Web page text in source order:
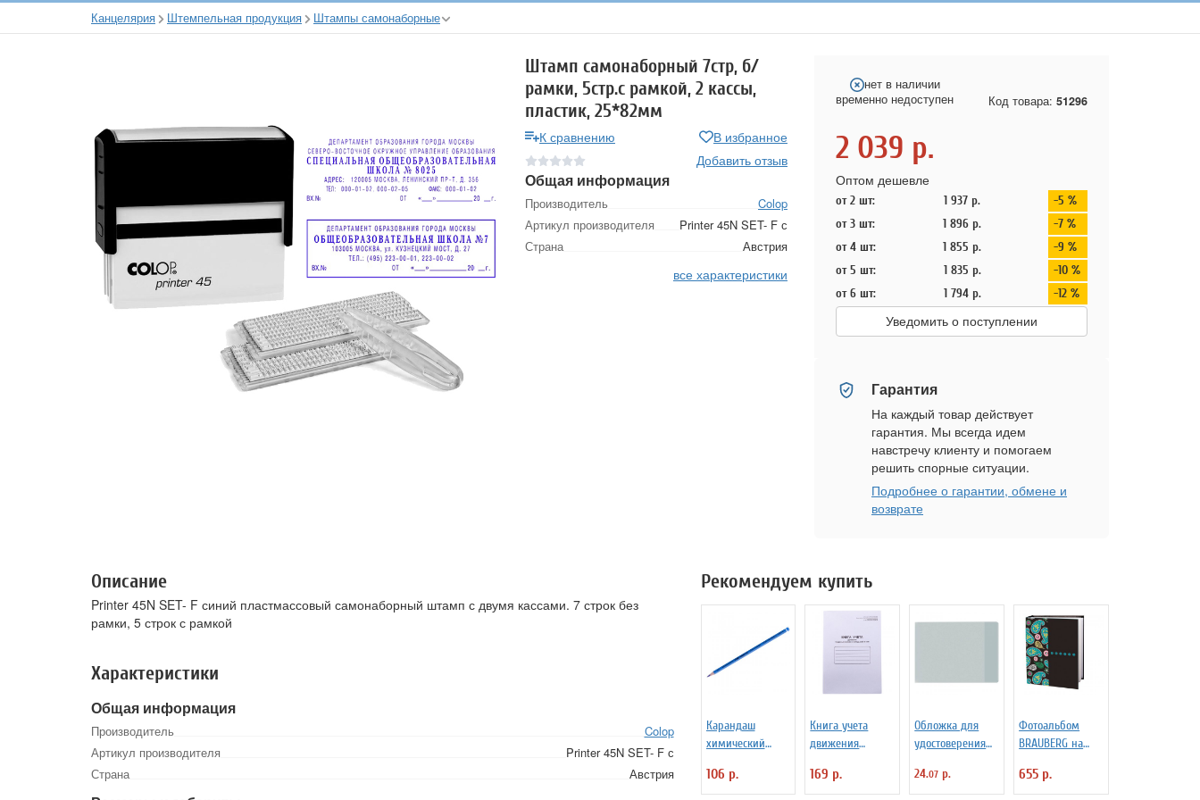
Канцелярия Штемпельная продукция Штампы самонаборные
Штамп самонаборный 7стр, б/
рамки, 5стр.с рамкой, 2 кассы,
пластик, 25*82мм
К сравнению
В избранное
Добавить отзыв
Общая информация
Производитель
Colop
Артикул производителя
Printer 45N SET- F с
Страна
Австрия
все характеристики
нет в наличии
временно недоступен
Код товара: 51296
2 039 р.
Оптом дешевле
от 2 шт: 1 937 р.
-5 %
от 3 шт:
1 896 р.
-7 %
от 4 шт:
1 855 р.
-9 %
от 5 шт:
1 835 р.
-10 %
от 6 шт:
1 794 р. -12 %
Уведомить о поступлении
Гарантия
На каждый товар действует
гарантия. Мы всегда идем
навстречу клиенту и помогаем
решить спорные ситуации.
Подробнее о гарантии, обмене и
возврате
Описание
Printer 45N SET- F синий пластмассовый самонаборный штамп с двумя кассами. 7 строк без
рамки, 5 строк с рамкой
Характеристики
Общая информация
Производитель
Colop
Артикул производителя
Printer 45N SET- F с
Страна
Австрия
Рекомендуем купить
Карандаш
химический
106 р.
Книга учета
движения
книжек и
вкладышей в
169 р.
Обложка для
удостоверения
размер 74*207
мм
24.07 р.
Фотоальбом
BRAUBERG на
фотографии
10х15 см, твердая
655 р.